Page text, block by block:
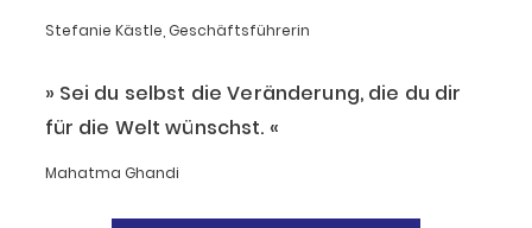
Stefanie Kästle, Geschäftsführerin
Sei du selbst die Veränderung, die du dir
für die Welt wünschst.
Mahatma Ghandi